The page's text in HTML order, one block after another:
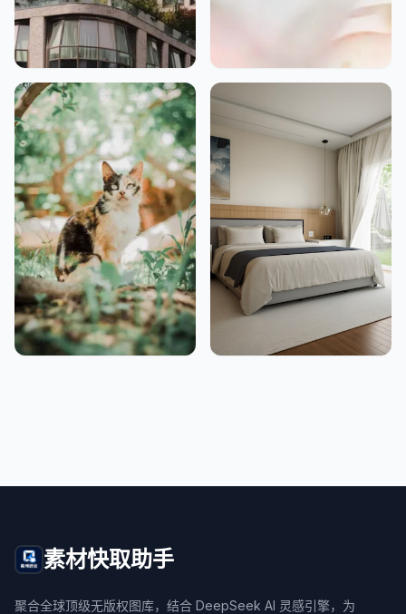
素材快取助手
聚合全球顶级无版权图库，结合 DeepSeek AI 灵感引擎，为